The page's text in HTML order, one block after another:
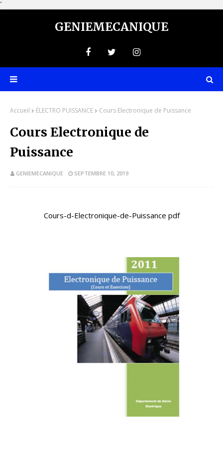
´
GENIEMECANIQUE
Accueil ÉLECTRO PUISSANCE Cours Electronique de Puissance
Cours Electronique de
Puissance
GENIEMECANIQUE SEPTEMBRE 10, 2019
Cours-d-Electronique-de-Puissance pdf